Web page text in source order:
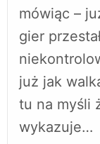
mówiąc –
gier
już jak
tu na myśli
wykazuje…